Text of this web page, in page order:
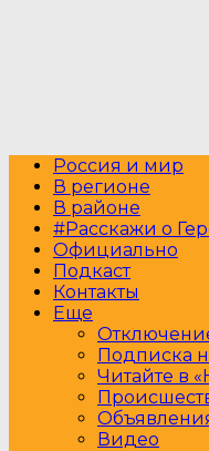
Россия и мир
В регионе
В районе
#Расскажи о
Официально
Подкаст
Контакты
Еще
Подписка
Читайте в
Видео